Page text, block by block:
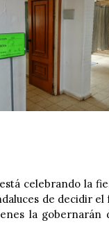
celebrando la
de decidir
la gobernarán